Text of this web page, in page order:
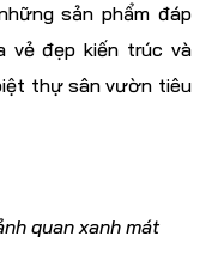
sản phẩm đáp
vẻ đẹp kiến trúc và
thự sân vườn tiêu
quan xanh mát